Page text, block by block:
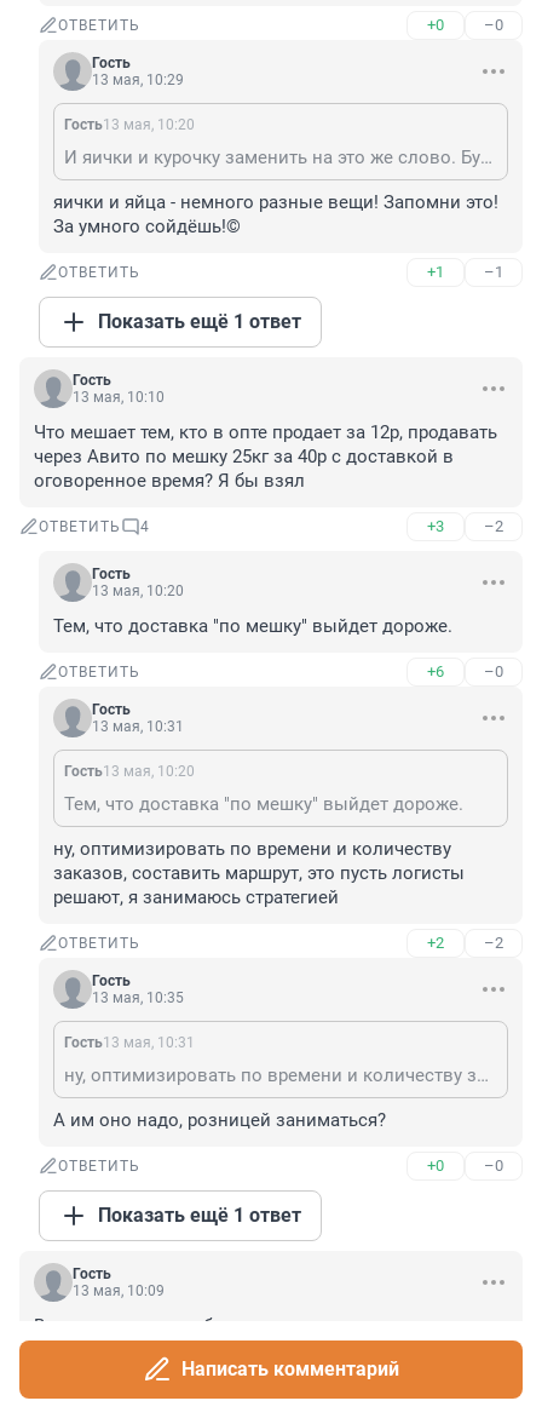
ОТВЕТИТЬ +0 –0
Гость
13 мая, 10:29
Гость13 мая, 10:20
И яички и курочку заменить на это же слово. Будем с вами бампером хрустеть , полусинтетикой запивать.
яички и яйца - немного разные вещи! Запомни это!
За умного сойдёшь!©
ОТВЕТИТЬ +1 –1
Показать ещё 1 ответ
Гость
13 мая, 10:10
Что мешает тем, кто в опте продает за 12р, продавать
через Авито по мешку 25кг за 40р с доставкой в
оговоренное время? Я бы взял
ОТВЕТИТЬ 4 +3 –2
Гость
13 мая, 10:20
Тем, что доставка "по мешку" выйдет дороже.
ОТВЕТИТЬ +6 –0
Гость
13 мая, 10:31
Гость13 мая, 10:20
Тем, что доставка "по мешку" выйдет дороже.
ну, оптимизировать по времени и количеству
заказов, составить маршрут, это пусть логисты
решают, я занимаюсь стратегией
ОТВЕТИТЬ +2 –2
Гость
13 мая, 10:35
Гость13 мая, 10:31
ну, оптимизировать по времени и количеству заказов, составить маршрут, это пусть логисты решают, я занимаюсь стратегией
А им оно надо, розницей заниматься?
ОТВЕТИТЬ +0 –0
Показать ещё 1 ответ
Гость
13 мая, 10:09
Выход один-утиль сбор на импортную картошку
6 Написать комментарий